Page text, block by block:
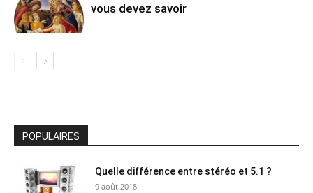
vous devez savoir
POPULAIRES
Quelle différence entre stéréo et 5.1 ?
9 août 2018